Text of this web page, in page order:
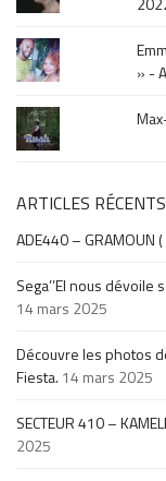
» -
ARTICLES RÉCENTS
ADE440 – GRAMOUN
Sega’’El nous
14 mars 2025
Découvre les photos
Fiesta. 14 mars 2025
SECTEUR 410 –
2025